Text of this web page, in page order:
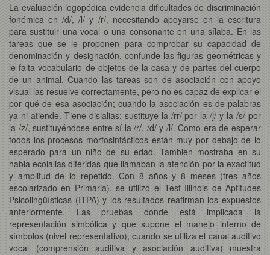
La evaluación logopédica evidencia dificultades de discriminación
fonémica en /d/, /l/ y /r/, necesitando apoyarse en la escritura
para sustituir una vocal o una consonante en una sílaba. En las
tareas que se le proponen para comprobar su capacidad de
denominación y designación, confunde las figuras geométricas y
le falta vocabulario de objetos de la casa y de partes del cuerpo
de un animal. Cuando las tareas son de asociación con apoyo
visual las resuelve correctamente, pero no es capaz de explicar el
por qué de esa asociación; cuando la asociación es de palabras
ya ni atiende. Tiene dislalias: sustituye la /rr/ por la /j/ y la /s/ por
la /z/, sustituyéndose entre sí la /r/, /d/ y /l/. Como era de esperar
todos los procesos morfosintácticos están muy por debajo de lo
esperado para un niño de su edad. También mostraba en su
habla ecolalias diferidas que llamaban la atención por la exactitud
y amplitud de lo repetido. Con 8 años y 8 meses (tres años
escolarizado en Primaria), se utilizó el Test Illinois de Aptitudes
Psicolingüísticas (ITPA) y los resultados reafirman los expuestos
anteriormente. Las pruebas donde está implicada la
representación simbólica y que supone el manejo interno de
símbolos (nivel representativo), cuando se utiliza el canal auditivo
vocal (comprensión auditiva y asociación auditiva) muestra